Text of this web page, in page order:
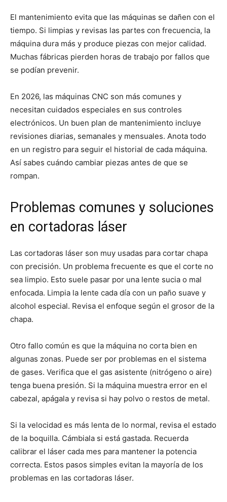
El mantenimiento evita que las máquinas se dañen con el
tiempo. Si limpias y revisas las partes con frecuencia, la
máquina dura más y produce piezas con mejor calidad.
Muchas fábricas pierden horas de trabajo por fallos que
se podían prevenir.
En 2026, las máquinas CNC son más comunes y
necesitan cuidados especiales en sus controles
electrónicos. Un buen plan de mantenimiento incluye
revisiones diarias, semanales y mensuales. Anota todo
en un registro para seguir el historial de cada máquina.
Así sabes cuándo cambiar piezas antes de que se
rompan.
Problemas comunes y soluciones
en cortadoras láser
Las cortadoras láser son muy usadas para cortar chapa
con precisión. Un problema frecuente es que el corte no
sea limpio. Esto suele pasar por una lente sucia o mal
enfocada. Limpia la lente cada día con un paño suave y
alcohol especial. Revisa el enfoque según el grosor de la
chapa.
Otro fallo común es que la máquina no corta bien en
algunas zonas. Puede ser por problemas en el sistema
de gases. Verifica que el gas asistente (nitrógeno o aire)
tenga buena presión. Si la máquina muestra error en el
cabezal, apágala y revisa si hay polvo o restos de metal.
Si la velocidad es más lenta de lo normal, revisa el estado
de la boquilla. Cámbiala si está gastada. Recuerda
calibrar el láser cada mes para mantener la potencia
correcta. Estos pasos simples evitan la mayoría de los
problemas en las cortadoras láser.